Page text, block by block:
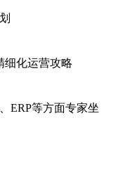
细化运营攻略
ERP等方面专家坐